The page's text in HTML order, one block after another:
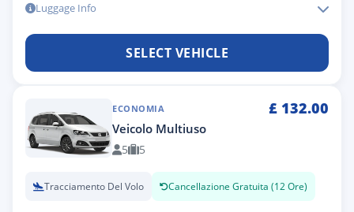
Luggage Info
SELECT VEHICLE
ECONOMIA £ 132.00
Veicolo Multiuso
5 5
Tracciamento Del Volo Cancellazione Gratuita (12 Ore)